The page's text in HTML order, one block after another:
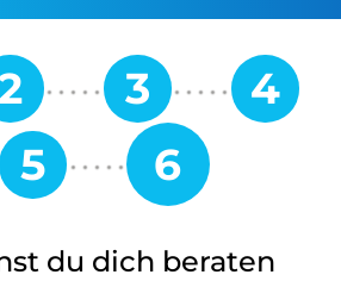
du dich beraten